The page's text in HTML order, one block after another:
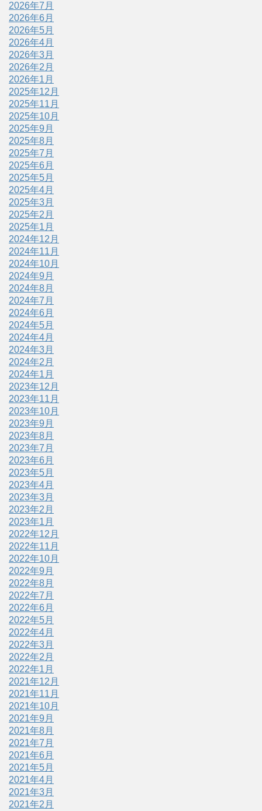
2026年7月
2026年6月
2026年5月
2026年4月
2026年3月
2026年2月
2026年1月
2025年12月
2025年11月
2025年10月
2025年9月
2025年8月
2025年7月
2025年6月
2025年5月
2025年4月
2025年3月
2025年2月
2025年1月
2024年12月
2024年11月
2024年10月
2024年9月
2024年8月
2024年7月
2024年6月
2024年5月
2024年4月
2024年3月
2024年2月
2024年1月
2023年12月
2023年11月
2023年10月
2023年9月
2023年8月
2023年7月
2023年6月
2023年5月
2023年4月
2023年3月
2023年2月
2023年1月
2022年12月
2022年11月
2022年10月
2022年9月
2022年8月
2022年7月
2022年6月
2022年5月
2022年4月
2022年3月
2022年2月
2022年1月
2021年12月
2021年11月
2021年10月
2021年9月
2021年8月
2021年7月
2021年6月
2021年5月
2021年4月
2021年3月
2021年2月